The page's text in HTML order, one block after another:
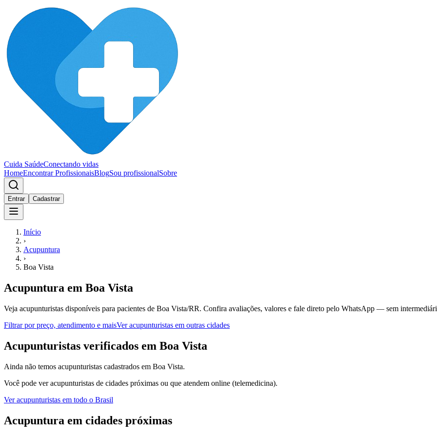
Cuida SaúdeConectando vidas
HomeEncontrar ProfissionaisBlogSou profissionalSobre
Entrar Cadastrar
Início
›
Acupuntura
›
Boa Vista
Acupuntura em Boa Vista
Veja acupunturistas disponíveis para pacientes de Boa Vista/RR. Confira avaliações, valores e fale direto pelo WhatsApp — sem
Filtrar por preço, atendimento e maisVeracupunturistas em outras cidades
Acupunturistas verificados em Boa Vista
Ainda não temos acupunturistas cadastrados em Boa Vista.
Você pode veracupunturistas de cidades próximas ou que atendem online (telemedicina).
Veracupunturistas em todo o Brasil
Acupuntura em cidades próximas